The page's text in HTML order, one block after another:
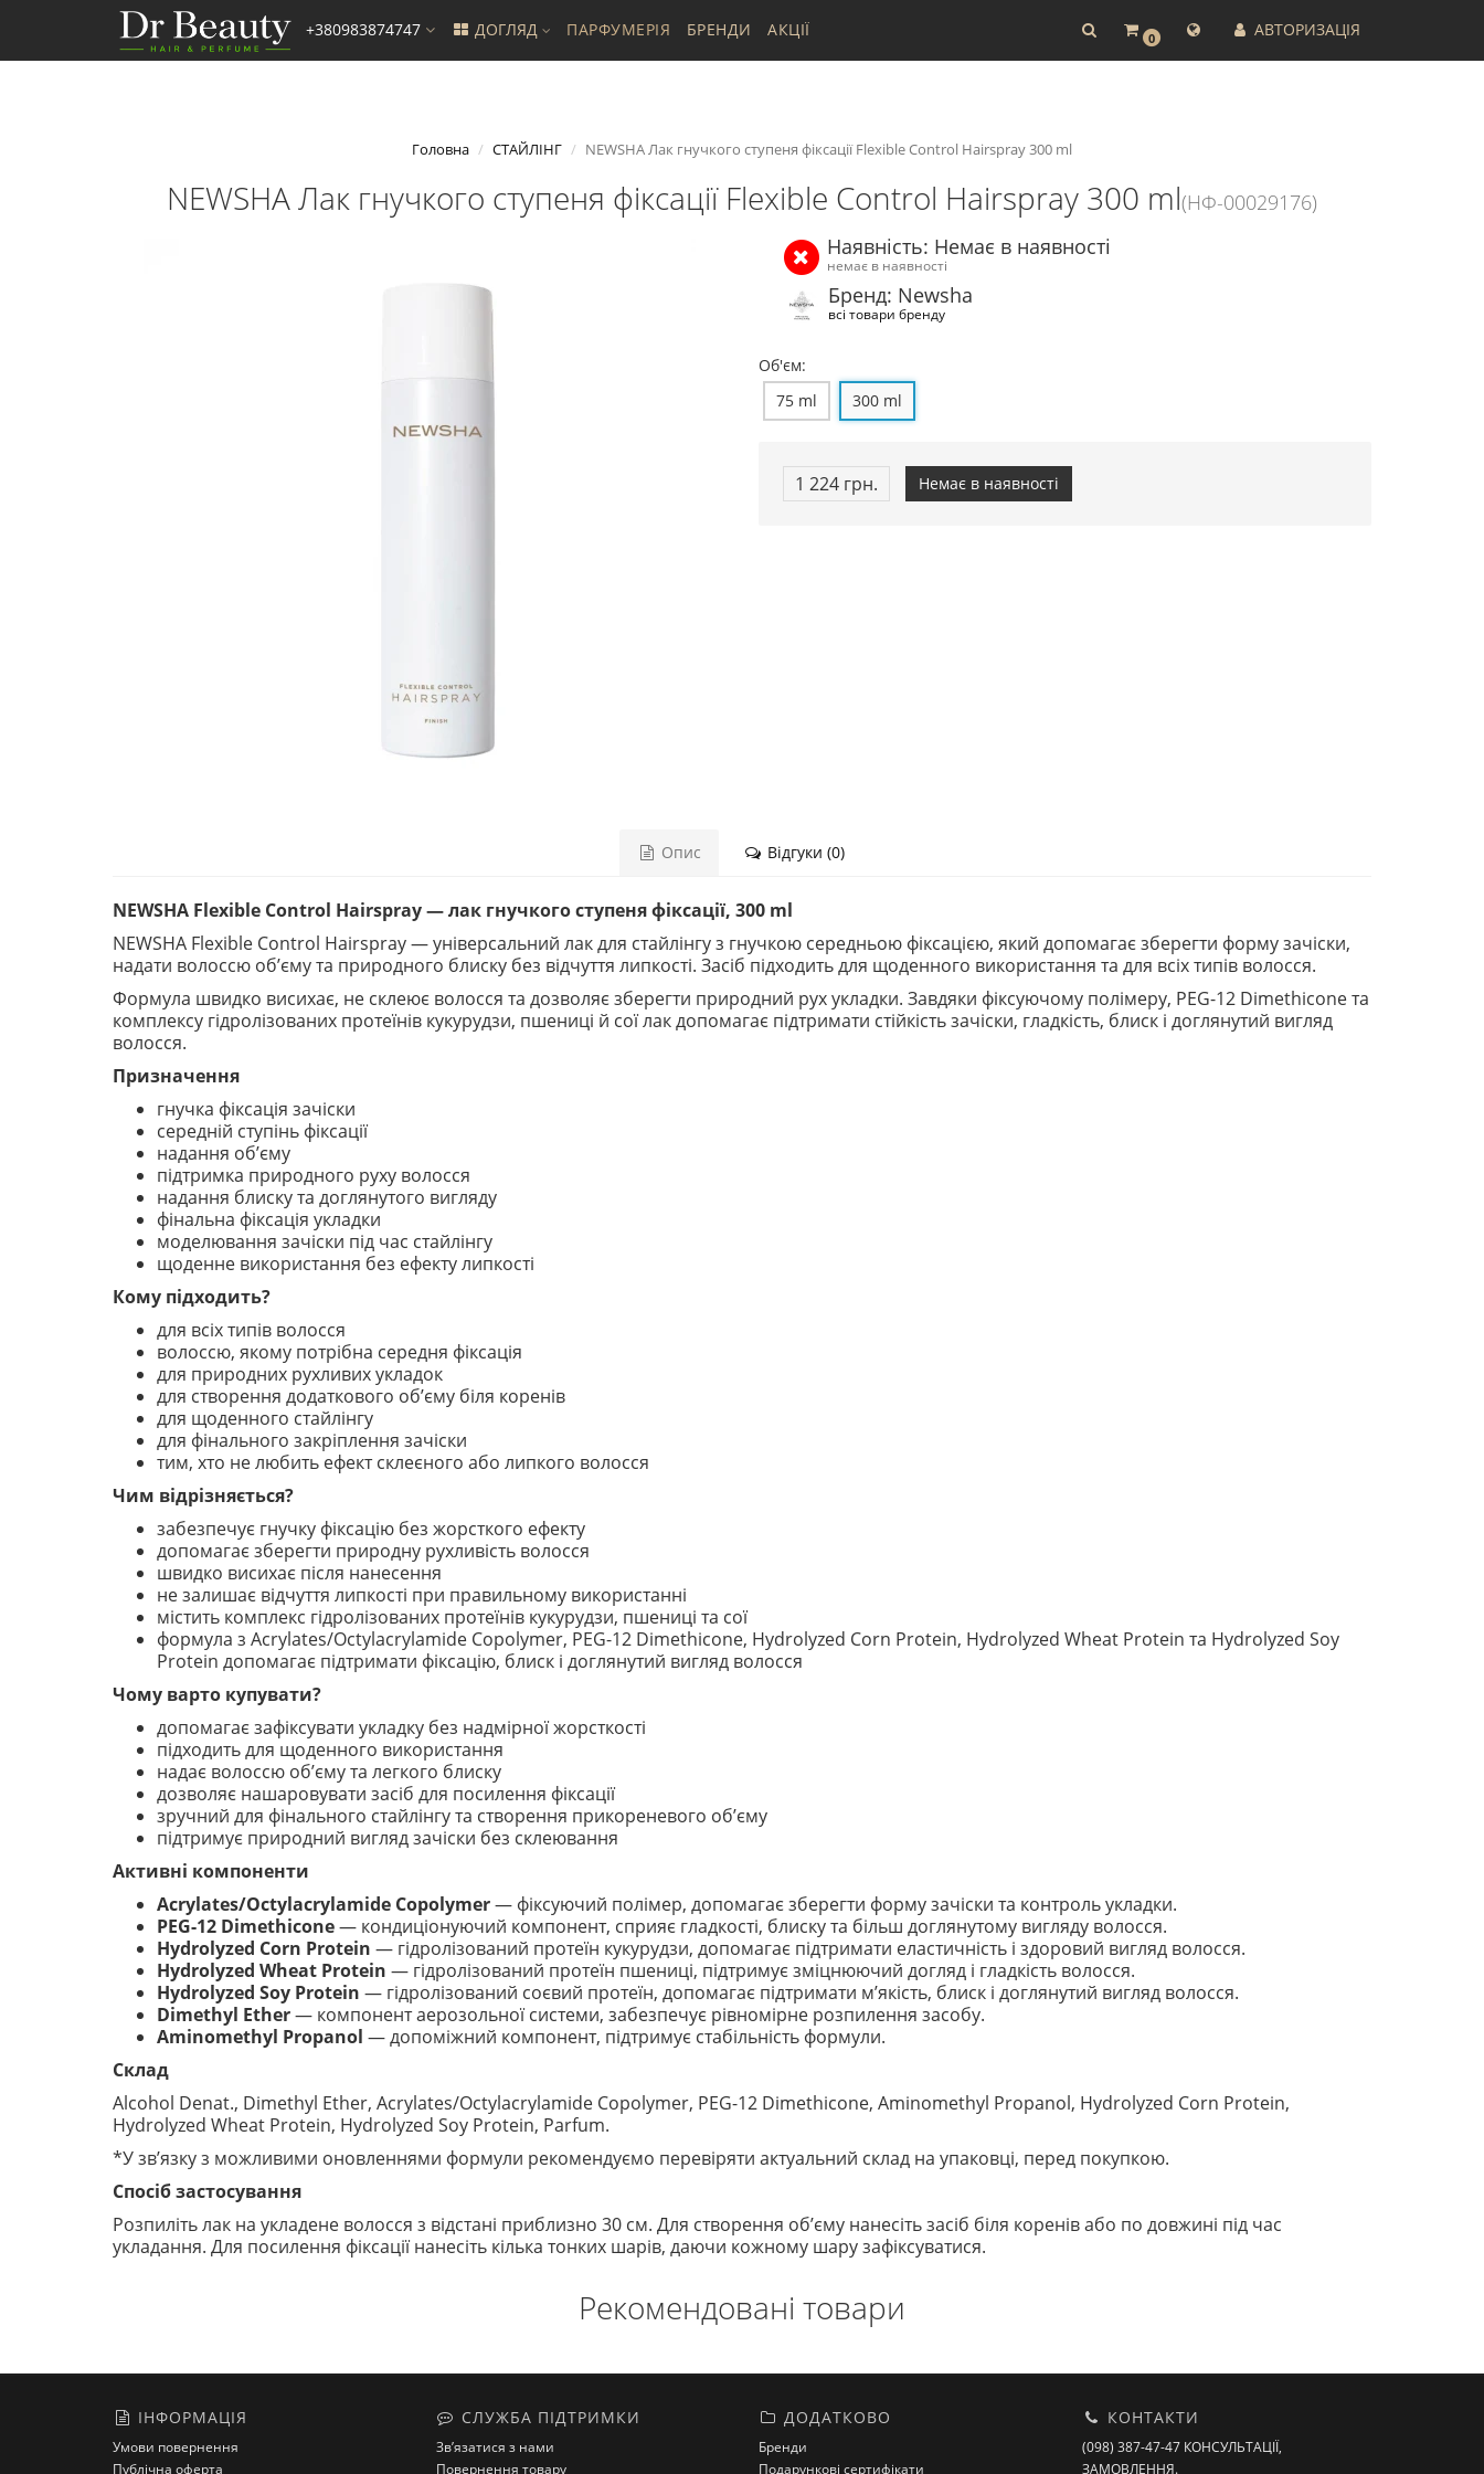
0 АВТОРИЗАЦІЯ
+380983874747 ДОГЛЯД ПАРФУМЕРІЯ БРЕНДИ АКЦІЇ
Головна СТАЙЛІНГ NEWSHA Лак гнучкого ступеня фіксації Flexible Control Hairspray 300 ml
NEWSHA Лак гнучкого ступеня фіксації Flexible Control Hairspray 300 ml(НФ-00029176)
Наявність: Немає в наявності
немає в наявності
Бренд: Newsha
всі товари бренду
Об'єм:
75 ml
300 ml
1 224 грн. Немає в наявності
Опис Відгуки (0)
NEWSHA Flexible Control Hairspray — лак гнучкого ступеня фіксації, 300 ml
NEWSHA Flexible Control Hairspray — універсальний лак для стайлінгу з гнучкою середньою фіксацією, який допомагає зберегти форму зачіски,
надати волоссю об’єму та природного блиску без відчуття липкості. Засіб підходить для щоденного використання та для всіх типів волосся.
Формула швидко висихає, не склеює волосся та дозволяє зберегти природний рух укладки. Завдяки фіксуючому полімеру, PEG-12 Dimethicone та
комплексу гідролізованих протеїнів кукурудзи, пшениці й сої лак допомагає підтримати стійкість зачіски, гладкість, блиск і доглянутий вигляд
волосся.
Призначення
гнучка фіксація зачіски
середній ступінь фіксації
надання об’єму
підтримка природного руху волосся
надання блиску та доглянутого вигляду
фінальна фіксація укладки
моделювання зачіски під час стайлінгу
щоденне використання без ефекту липкості
Кому підходить?
для всіх типів волосся
волоссю, якому потрібна середня фіксація
для природних рухливих укладок
для створення додаткового об’єму біля коренів
для щоденного стайлінгу
для фінального закріплення зачіски
тим, хто не любить ефект склеєного або липкого волосся
Чим відрізняється?
забезпечує гнучку фіксацію без жорсткого ефекту
допомагає зберегти природну рухливість волосся
швидко висихає після нанесення
не залишає відчуття липкості при правильному використанні
містить комплекс гідролізованих протеїнів кукурудзи, пшениці та сої
формула з Acrylates/Octylacrylamide Copolymer, PEG-12 Dimethicone, Hydrolyzed Corn Protein, Hydrolyzed Wheat Protein та Hydrolyzed Soy
Protein допомагає підтримати фіксацію, блиск і доглянутий вигляд волосся
Чому варто купувати?
допомагає зафіксувати укладку без надмірної жорсткості
підходить для щоденного використання
надає волоссю об’єму та легкого блиску
дозволяє нашаровувати засіб для посилення фіксації
зручний для фінального стайлінгу та створення прикореневого об’єму
підтримує природний вигляд зачіски без склеювання
Активні компоненти
Acrylates/Octylacrylamide Copolymer— фіксуючий полімер, допомагає зберегти форму зачіски та контроль укладки.
PEG-12 Dimethicone— кондиціонуючий компонент, сприяє гладкості, блиску та більш доглянутому вигляду волосся.
Hydrolyzed Corn Protein — гідролізований протеїн кукурудзи, допомагає підтримати еластичність і здоровий вигляд волосся.
Hydrolyzed Wheat Protein — гідролізований протеїн пшениці, підтримує зміцнюючий догляд і гладкість волосся.
Hydrolyzed Soy Protein — гідролізований соєвий протеїн, допомагає підтримати м’якість, блиск і доглянутий вигляд волосся.
Dimethyl Ether— компонент аерозольної системи, забезпечує рівномірне розпилення засобу.
Aminomethyl Propanol — допоміжний компонент, підтримує стабільність формули.
Склад
Alcohol Denat., Dimethyl Ether, Acrylates/Octylacrylamide Copolymer, PEG-12 Dimethicone, Aminomethyl Propanol, Hydrolyzed Corn Protein,
Hydrolyzed Wheat Protein, Hydrolyzed Soy Protein, Parfum.
*У зв’язку з можливими оновленнями формули рекомендуємо перевіряти актуальний склад на упаковці, перед покупкою.
Спосіб застосування
Розпиліть лак на укладене волосся з відстані приблизно 30 см. Для створення об’єму нанесіть засіб біля коренів або по довжині під час
укладання. Для посилення фіксації нанесіть кілька тонких шарів, даючи кожному шару зафіксуватися.
Рекомендовані товари
ІНФОРМАЦІЯ
Умови повернення
Публічна оферта
СЛУЖБА ПІДТРИМКИ
Зв’язатися з нами
Повернення товару
ДОДАТКОВО
Бренди
Подарункові сертифікати
КОНТАКТИ
(098) 387-47-47 КОНСУЛЬТАЦІЇ,
ЗАМОВЛЕННЯ.